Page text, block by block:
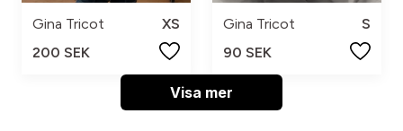
Gina Tricot
XS
200 SEK
Gina Tricot
S
90 SEK
Visa mer